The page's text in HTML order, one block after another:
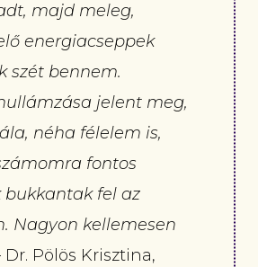
majd meleg,
energiacseppek
szét bennem.
jelent meg,
néha félelem is,
fontos
bukkantak fel az
Nagyon kellemesen
Dr. Pölös Krisztina,